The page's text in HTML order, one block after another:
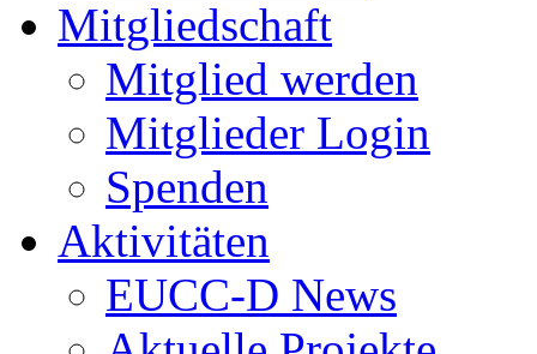
Mitgliedschaft
Mitglied werden
Mitglieder Login
Spenden
Aktivitäten
EUCC-D News